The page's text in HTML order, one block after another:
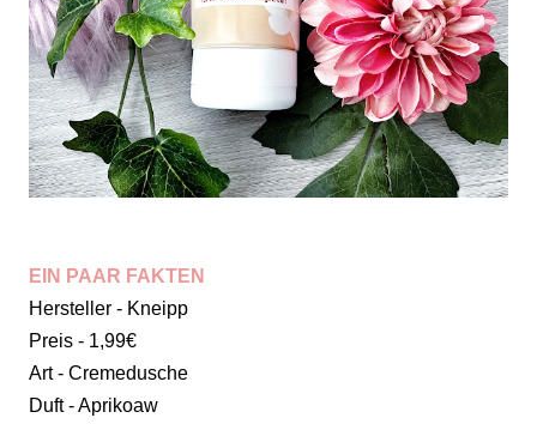
EIN PAAR FAKTEN
Hersteller - Kneipp
Preis - 1,99€
Art - Cremedusche
Duft - Aprikoaw